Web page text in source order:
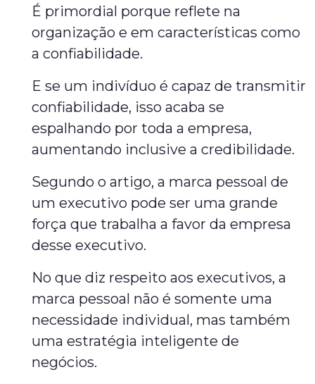
É primordial porque reflete na
organização e em características como
a confiabilidade.
E se um indivíduo é capaz de transmitir
confiabilidade, isso acaba se
espalhando por toda a empresa,
aumentando inclusive a credibilidade.
Segundo o artigo, a marca pessoal de
um executivo pode ser uma grande
força que trabalha a favor da empresa
desse executivo.
No que diz respeito aos executivos, a
marca pessoal não é somente uma
necessidade individual, mas também
uma estratégia inteligente de
negócios.